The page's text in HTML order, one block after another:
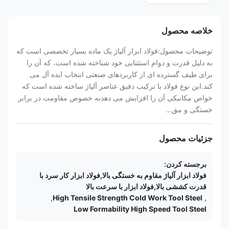
خلاصه محصول
توضیحات محصول:فولاد ابزار آلیاژ یک ماده بسیار تخصصی است که
به دلیل قدرت و دوام استثنایی خود شناخته شده است، که آن را
برای طیف گسترده ای از کاربردهای صنعتی انتخاب ایده آل می
کند.این نوع فولاد با ترکیب دقیق عناصر آلیاژ ساخته شده است که
خواص مکانیکی آن را افزایش می دهدبه خصوص مقاومت در برابر
خستگی و مق...
جزئیات محصول
برجسته کردن:
فولاد ابزار آلیاژ مقاوم به خستگی بالا,فولاد ابزار کار سرد با
قدرت کششی بالا,فولاد ابزار با سرعت بالا
High Tensile Strength Cold Work Tool Steel
,
Low Formability High Speed Tool Steel